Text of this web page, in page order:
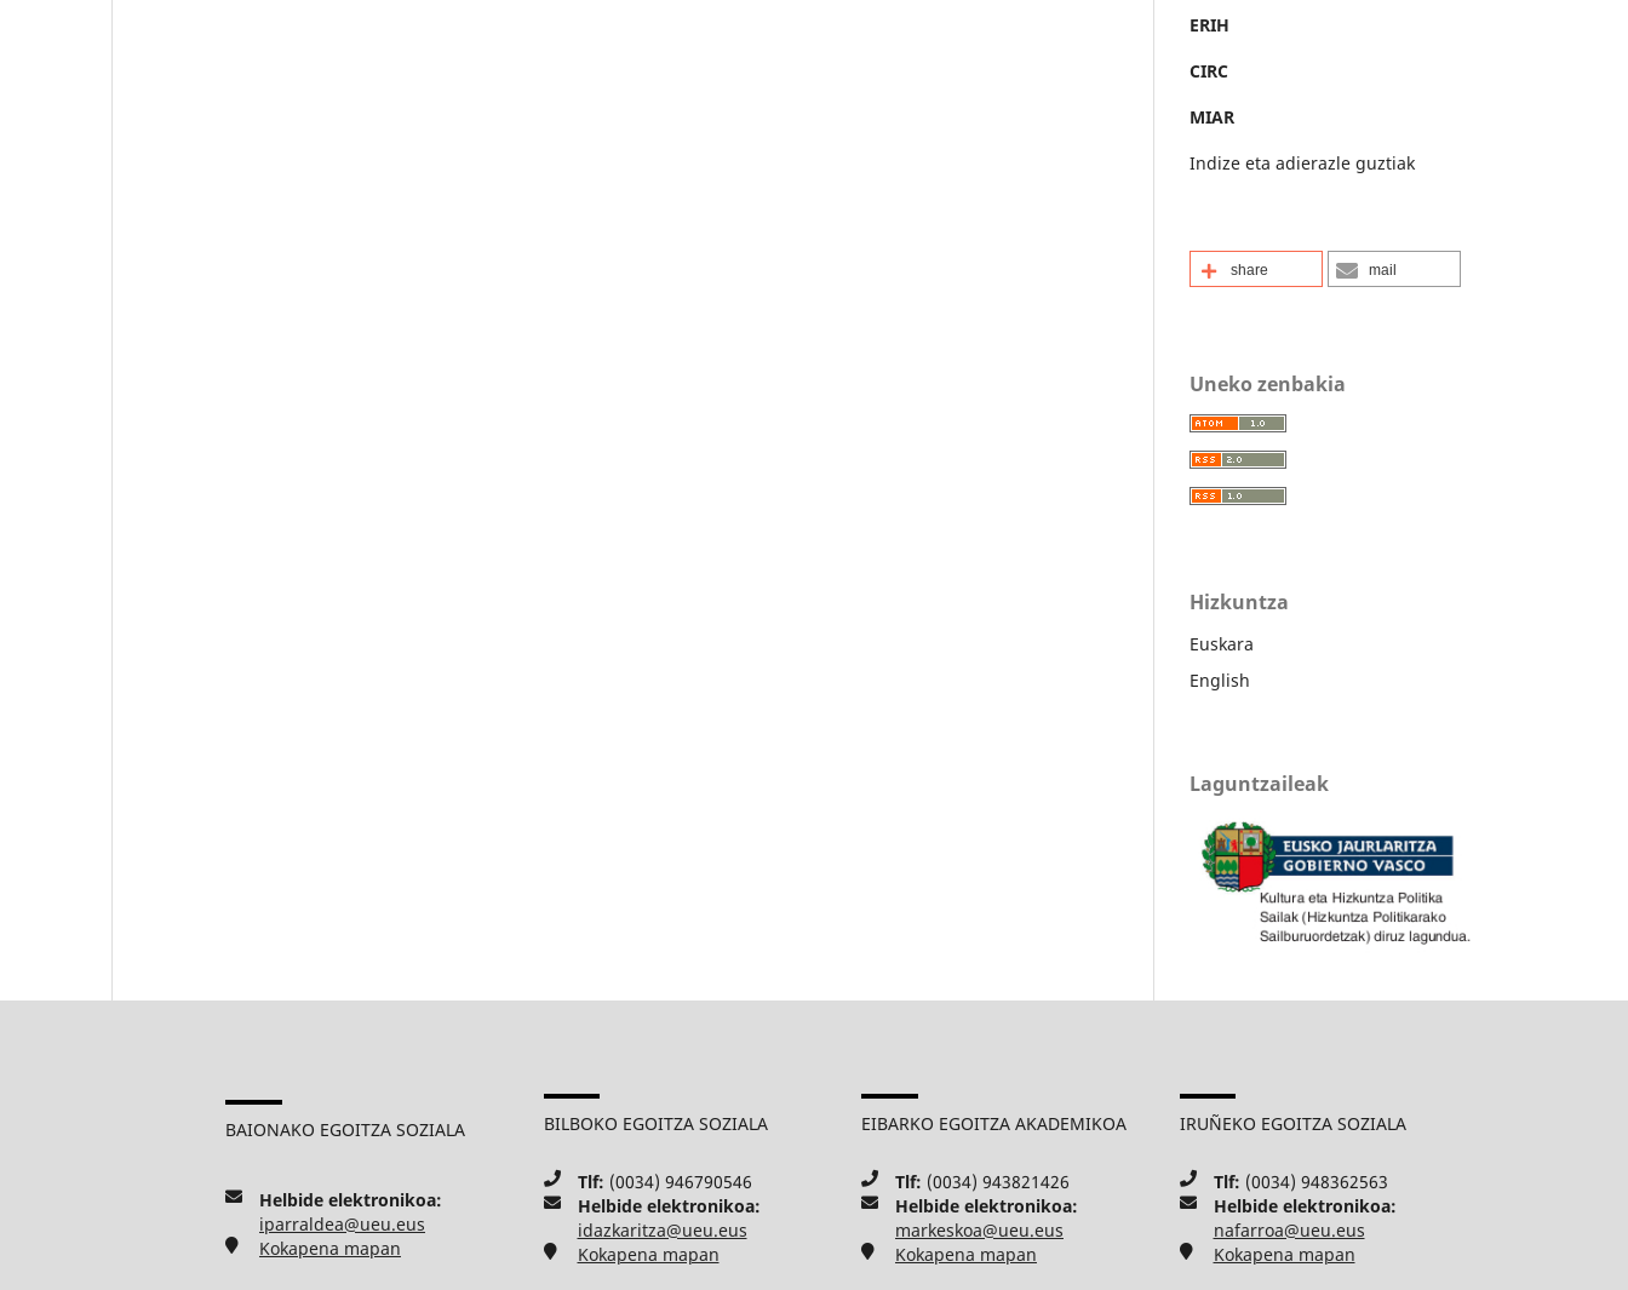
ERIH
CIRC
MIAR
Indize eta adierazle guztiak
share mail
Uneko zenbakia
Hizkuntza
Euskara
English
Laguntzaileak
BAIONAKO EGOITZA SOZIALA
Helbide elektronikoa:
iparraldea@ueu.eus
Kokapena mapan
BILBOKO EGOITZA SOZIALA
Tlf: (0034) 946790546
Helbide elektronikoa:
idazkaritza@ueu.eus
Kokapena mapan
EIBARKO EGOITZA AKADEMIKOA
Tlf: (0034) 943821426
Helbide elektronikoa:
markeskoa@ueu.eus
Kokapena mapan
IRUÑEKO EGOITZA SOZIALA
Tlf: (0034) 948362563
Helbide elektronikoa:
nafarroa@ueu.eus
Kokapena mapan